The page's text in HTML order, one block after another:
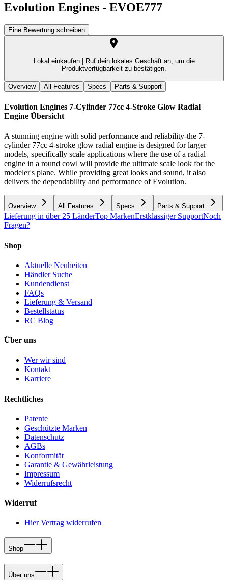
Evolution Engines - EVOE777
Eine Bewertung schreiben
Lokal einkaufen |
Ruf dein lokales Geschäft an, um die
Produktverfügbarkeit zu bestätigen.
Overview All Features Specs Parts & Support
Evolution Engines 7-Cylinder 77cc 4-Stroke Glow Radial
Engine Übersicht
A stunning engine with solid performance and reliability-the 7-
cylinder 77cc 4-stroke glow radial engine is designed for larger
models, specifically scale applications where the use of a radial
engine in a round cowl will provide the ultimate scale look for the
modeler's plane. While providing great looks and sound, it also
delivers the dependability and performance of Evolution.
Overview All Features Specs Parts & Support
Lieferung in über 25 LänderTop MarkenErstklassiger SupportNoch
Fragen?
Shop
Aktuelle Neuheiten
Händler Suche
Kundendienst
FAQs
Lieferung & Versand
Bestellstatus
RC Blog
Über uns
Wer wir sind
Kontakt
Karriere
Rechtliches
Patente
Geschützte Marken
Datenschutz
AGBs
Konformität
Garantie & Gewährleistung
Impressum
Widerrufsrecht
Widerruf
Hier Vertrag widerrufen
Shop
Über uns